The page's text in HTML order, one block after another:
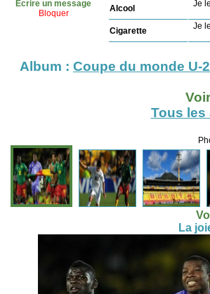
Ecrire un message
Bloquer
Alcool Je
Cigarette Je
Album : Coupe du monde U-
Tous les
La